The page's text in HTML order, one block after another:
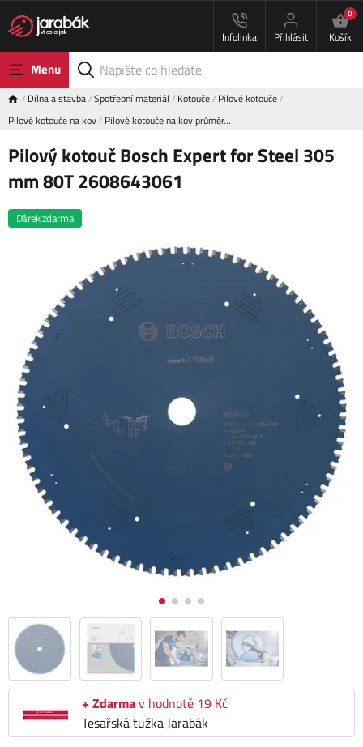
Infolinka Přihlásit
0
Košík
Menu
Dílna a stavba Spotřební materiál Kotouče Pilové kotouče
Pilové kotouče na kov Pilové kotouče na kov průměr…
Pilový kotouč Bosch Expert for Steel 305
mm 80T 2608643061
Dárek zdarma
+ Zdarmav hodnotě 19 Kč
Tesařská tužka Jarabák